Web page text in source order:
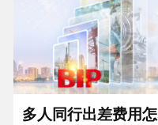
Hungary
多人同行出差费用怎